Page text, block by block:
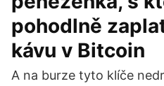
pohodlně
kávu v Bitcoin
A na burze tyto klíče